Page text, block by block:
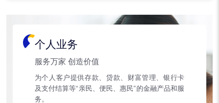
个人业务
服务万家 创造价值
为个人客户提供存款、贷款、财富管理、银行卡
及支付结算等“亲民、便民、惠民”的金融产品和服
务。